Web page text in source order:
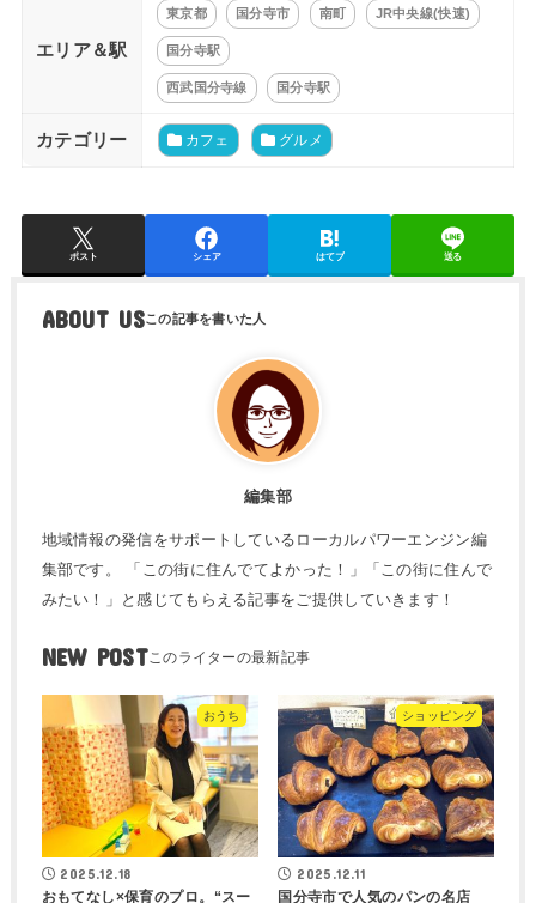
エリア＆駅
東京都 国分寺市 南町 JR中央線(快速)
国分寺駅
西武国分寺線 国分寺駅
カテゴリー カフェ グルメ
ポスト シェア はてブ 送る
ABOUT US
編集部
地域情報の発信をサポートしているローカルパワーエンジン編
集部です。 「この街に住んでてよかった！」「この街に住んで
みたい！」と感じてもらえる記事をご提供していきます！
NEW POST
おうち
2025.12.18
おもてなし×保育のプロ。“スー
ショッピング
2025.12.11
国分寺市で人気のパンの名店